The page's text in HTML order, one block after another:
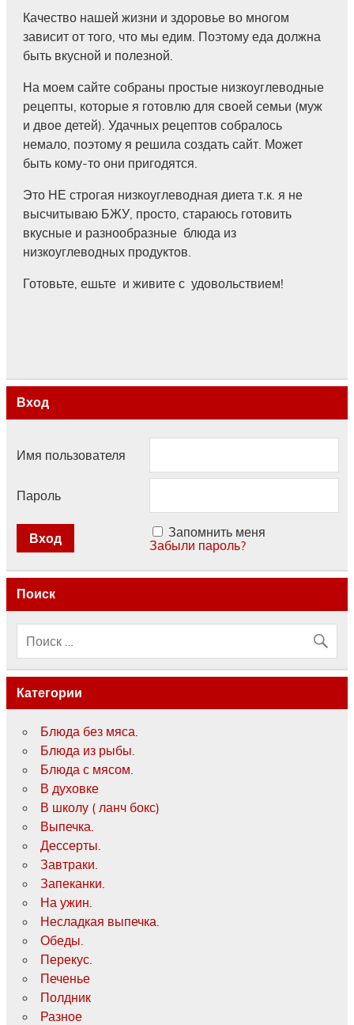
Качество нашей жизни и здоровье во многом
зависит от того, что мы едим. Поэтому еда должна
быть вкусной и полезной.
На моем сайте собраны простые низкоуглеводные
рецепты, которые я готовлю для своей семьи (муж
и двое детей). Удачных рецептов собралось
немало, поэтому я решила создать сайт. Может
быть кому-то они пригодятся.
Это НЕ строгая низкоуглеводная диета т.к. я не
высчитываю БЖУ, просто, стараюсь готовить
вкусные и разнообразные блюда из
низкоуглеводных продуктов.
Готовьте, ешьте и живите с удовольствием!
Вход
Имя пользователя
Пароль
Запомнить меня
Забыли пароль?
Поиск
Категории
Блюда без мяса.
Блюда из рыбы.
Блюда с мясом.
В духовке
В школу ( ланч бокс)
Выпечка.
Дессерты.
Завтраки.
Запеканки.
На ужин.
Несладкая выпечка.
Обеды.
Перекус.
Печенье
Полдник
Разное